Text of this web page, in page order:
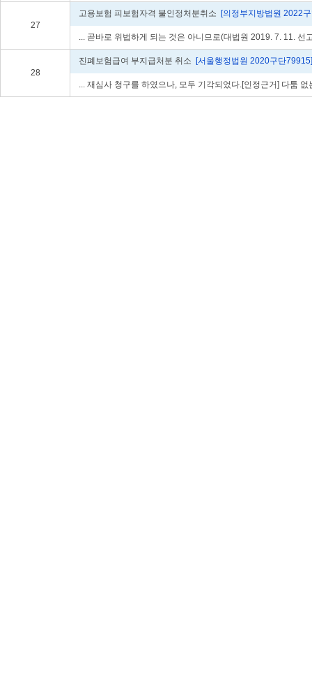
27
고용보험 피보험자격 불인정처분취소 [의정부지방법원 2022
... 곧바로 위법하게 되는 것은 아니므로(대법원 2019. 7. 11.
28
진폐보험급여 부지급처분 취소 [서울행정법원 2020구단79915]
... 재심사 청구를 하였으나, 모두 기각되었다.[인정근거] 다툼